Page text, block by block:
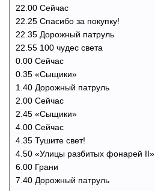
22.00 Сейчас
22.25 Спасибо за покупку!
22.35 Дорожный патруль
22.55 100 чудес света
0.00 Сейчас
0.35 «Сыщики»
1.40 Дорожный патруль
2.00 Сейчас
2.45 «Сыщики»
4.00 Сейчас
4.35 Тушите свет!
4.50 «Улицы разбитых фонарей II»
6.00 Грани
7.40 Дорожный патруль